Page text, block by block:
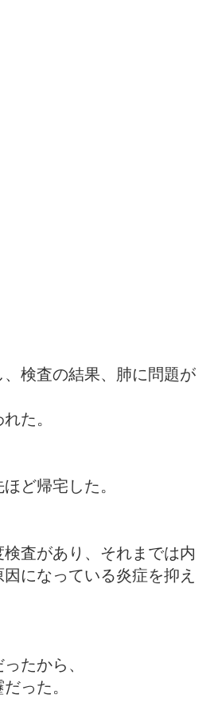
検査の結果、肺に問題が
た。
ど帰宅した。
査があり、それまでは内
になっている炎症を抑え
たから、
った。